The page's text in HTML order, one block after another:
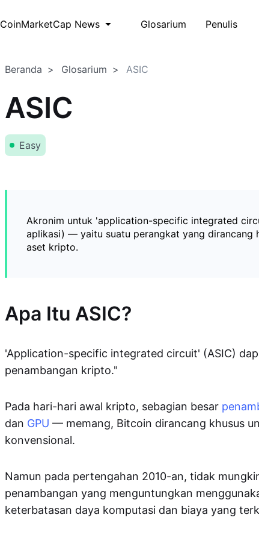
CoinMarketCap News Glosarium Penulis
Beranda Glosarium ASIC
ASIC
Easy
Akronim untuk 'application-specific integrated
aplikasi) — yaitu suatu perangkat yang dirancang
aset kripto.
Apa Itu ASIC?
'Application-specific integrated circuit' (ASIC)
penambangan kripto."
Pada hari-hari awal kripto, sebagian besar
dan GPU — memang, Bitcoin dirancang khusus
konvensional.
Namun pada pertengahan 2010-an, tidak
penambangan yang menguntungkan
keterbatasan daya komputasi dan biaya yang